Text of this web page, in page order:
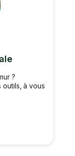
?
outils, à vous